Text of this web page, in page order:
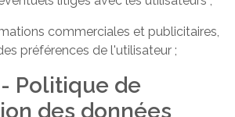
commerciales et publicitaires,
préférences de l'utilisateur ;
Politique de
des données